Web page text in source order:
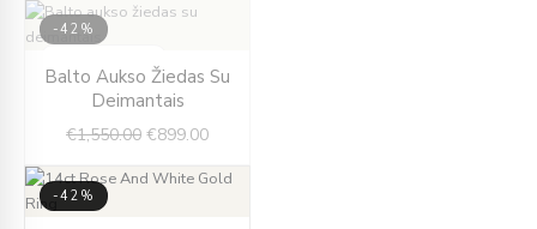
-42%
Balto Aukso Žiedas Su
Deimantais
€1,550.00
Original
price
was:
€1,550.00.
€899.00
price
€899.00.
-42%